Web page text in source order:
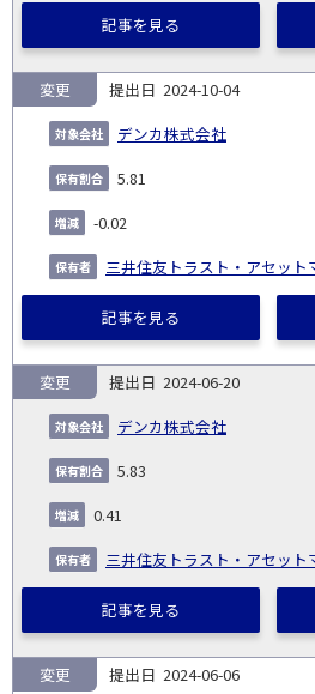
記事を見る
2024-10-04
デンカ株式会社
変更
5.81
-0.02
三井住友トラスト・アセッ
記事を見る
2024-06-20
デンカ株式会社
変更
5.83
0.41
三井住友トラスト・アセッ
記事を見る
2024-06-06
変更